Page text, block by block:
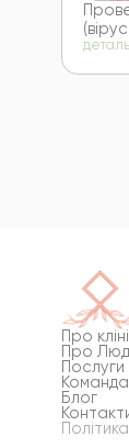
Про
Про
Послуги
Команда
Блог